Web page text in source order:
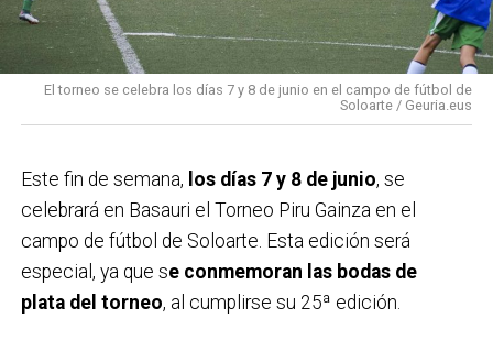
El torneo se celebra los días 7 y 8 de junio en el campo de fútbol de
Soloarte / Geuria.eus
Este fin de semana, los días 7 y 8 de junio, se
celebrará en Basauri el Torneo Piru Gainza en el
campo de fútbol de Soloarte. Esta edición será
especial, ya que se conmemoran las bodas de
plata del torneo, al cumplirse su 25ª edición.